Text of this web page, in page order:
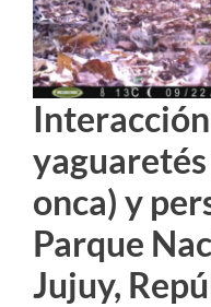
onca) y
Parque
Jujuy,